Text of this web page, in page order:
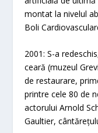
montat la nivelul
Boli
2001: S-a
ceară (muzeul
de restaurare,
printre cele 80 de
actorului Arnold
Gaultier,